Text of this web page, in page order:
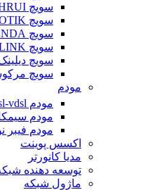
سویچ HRUI
سویچ MICROTIK
سویچ TENDA
سویچ TPLINK
سویچ
سویچ
مودم
مودم dsl-vdsl
مودم
مودم فیبر
اکسس پوینت
مدیا کانورتر
توسعه دهنده
ماژول شبکه